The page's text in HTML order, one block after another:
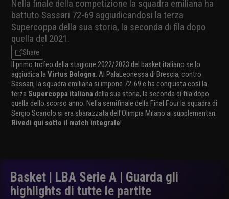
Nella finale della competizione la squadra emiliana ha
battuto Sassari 72-69 aggiudicandosi la terza
Supercoppa della sua storia, la seconda di fila dopo
quella del 2021.
Share
Il primo trofeo della stagione 2022/2023 del basket italiano se lo
aggiudica la Virtus Bologna. Al PalaLeonessa di Brescia, contro
Sassari, la squadra emiliana si impone 72-69 e ha conquista così la
terza Supercoppa italiana della sua storia, la seconda di fila dopo
quella dello scorso anno. Nella semifinale della Final Four la squadra di
Sergio Scariolo si era sbarazzata dell'Olimpia Milano ai supplementari.
Rivedi qui sotto il match integrale!
Basket | LBA Serie A | Guarda gli
highlights di tutte le partite